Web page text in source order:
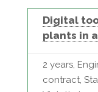
Digital
plants in
2 years,
contract,